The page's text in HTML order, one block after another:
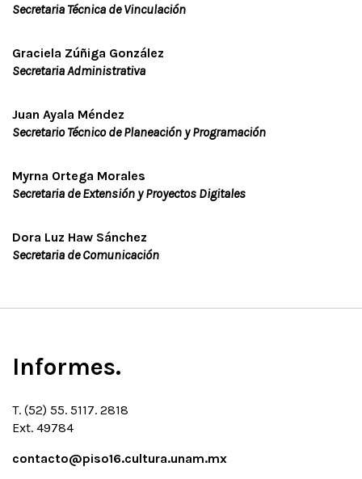
CONÓCENOS
CONVOCATORIAS
SERVICIO SOCIAL
Secretaria Técnica de Vinculación
Graciela Zúñiga González
Secretaria Administrativa
Juan Ayala Méndez
Secretario Técnico de Planeación y Programación
Myrna Ortega Morales
Secretaria de Extensión y Proyectos Digitales
Dora Luz Haw Sánchez
Secretaria de Comunicación
Informes.
T. (52) 55. 5117. 2818
Ext. 49784
contacto@piso16.cultura.unam.mx